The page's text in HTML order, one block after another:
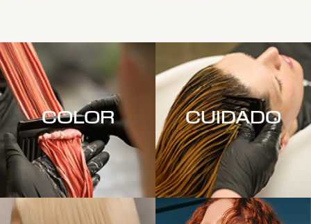
COLOR CUIDADO